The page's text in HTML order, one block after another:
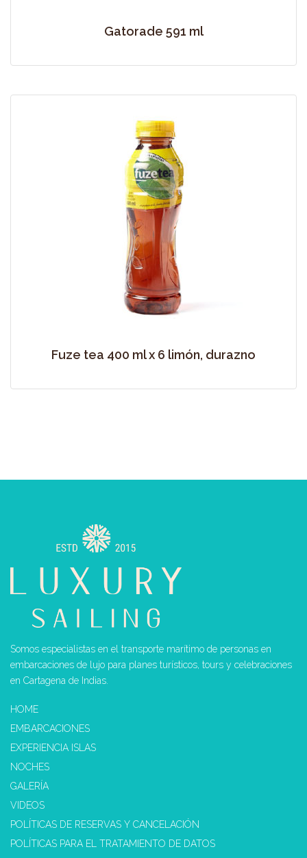
Gatorade 591 ml
Fuze tea 400 ml x 6 limón, durazno
Somos especialistas en el transporte marítimo de personas en
embarcaciones de lujo para planes turísticos, tours y celebraciones
en Cartagena de Indias.
HOME
EMBARCACIONES
EXPERIENCIA ISLAS
NOCHES
GALERÍA
VIDEOS
POLÍTICAS DE RESERVAS Y CANCELACIÓN
POLÍTICAS PARA EL TRATAMIENTO DE DATOS